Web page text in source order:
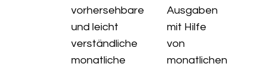
vorhersehbare
und leicht
verständliche
monatliche
Ausgaben
mit Hilfe
von
monatlichen